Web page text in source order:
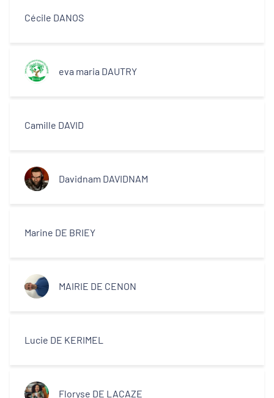
Cécile DANOS
eva maria DAUTRY
Camille DAVID
Davidnam DAVIDNAM
Marine DE BRIEY
MAIRIE DE CENON
Lucie DE KERIMEL
Floryse DE LACAZE